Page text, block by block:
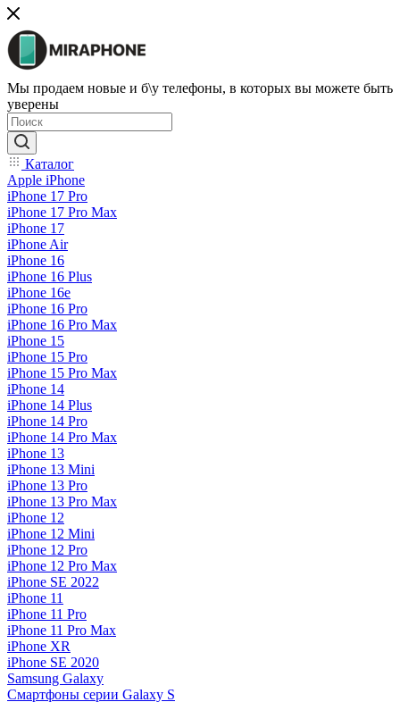
Мы продаем новые и б\у телефоны, в которых вы можете быть
уверены
Каталог
Apple iPhone
iPhone 17 Pro
iPhone 17 Pro Max
iPhone 17
iPhone Air
iPhone 16
iPhone 16 Plus
iPhone 16e
iPhone 16 Pro
iPhone 16 Pro Max
iPhone 15
iPhone 15 Pro
iPhone 15 Pro Max
iPhone 14
iPhone 14 Plus
iPhone 14 Pro
iPhone 14 Pro Max
iPhone 13
iPhone 13 Mini
iPhone 13 Pro
iPhone 13 Pro Max
iPhone 12
iPhone 12 Mini
iPhone 12 Pro
iPhone 12 Pro Max
iPhone SE 2022
iPhone 11
iPhone 11 Pro
iPhone 11 Pro Max
iPhone XR
iPhone SE 2020
Samsung Galaxy
Смартфоны серии Galaxy S